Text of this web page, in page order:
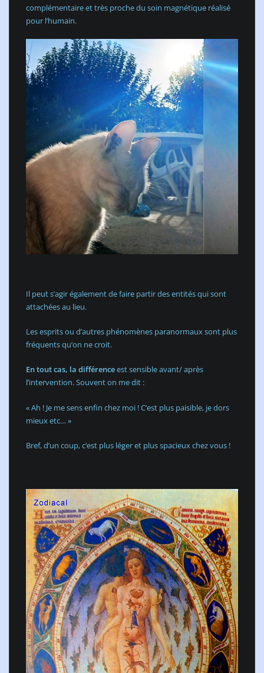
complémentaire et très proche du soin magnétique réalisé
pour l’humain.
Il peut s’agir également de faire partir des entités qui sont
attachées au lieu.
Les esprits ou d’autres phénomènes paranormaux sont plus
fréquents qu’on ne croit.
En tout cas, la différenceest sensible avant/ après
l’intervention. Souvent on me dit :
« Ah ! Je me sens enfin chez moi ! C’est plus paisible, je dors
mieux etc… »
Bref, d’un coup, c’est plus léger et plus spacieux chez vous !